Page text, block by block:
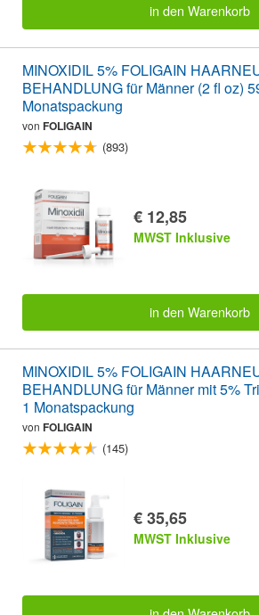
in den Warenkorb
MINOXIDIL 5% FOLIGAIN
BEHANDLUNG für Männer (2 fl oz)
Monatspackung
von FOLIGAIN
(893)
€ 12,85
MWST Inklusive
in den Warenkorb
MINOXIDIL 5% FOLIGAIN
BEHANDLUNG für Männer mit 5%
1 Monatspackung
von FOLIGAIN
(145)
€ 35,65
MWST Inklusive